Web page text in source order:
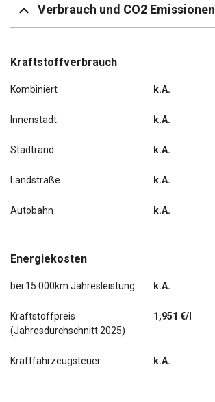
Verbrauch und CO2 Emissionen
Kraftstoffverbrauch
Kombiniert k.A.
Innenstadt k.A.
Stadtrand k.A.
Landstraße k.A.
Autobahn k.A.
Energiekosten
bei 15.000km Jahresleistung k.A.
Kraftstoffpreis
(Jahresdurchschnitt 2025)
1,951 €/l
Kraftfahrzeugsteuer k.A.